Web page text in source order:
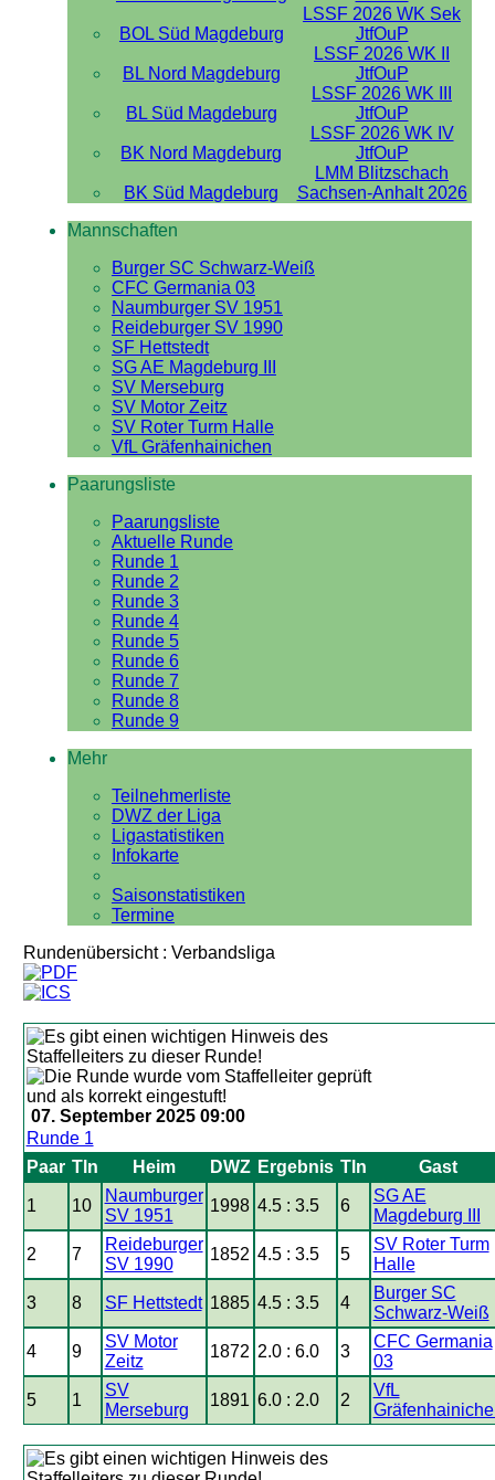
BOL Süd Magdeburg
LSSF 2026 WK Sek
JtfOuP
BL Nord Magdeburg
LSSF 2026 WK II
JtfOuP
BL Süd Magdeburg
LSSF 2026 WK III
JtfOuP
BK Nord Magdeburg
LSSF 2026 WK IV
JtfOuP
BK Süd Magdeburg
LMM Blitzschach
Sachsen-Anhalt 2026
Mannschaften
Burger SC Schwarz-Weiß
CFC Germania 03
Naumburger SV 1951
Reideburger SV 1990
SF Hettstedt
SG AE Magdeburg III
SV Merseburg
SV Motor Zeitz
SV Roter Turm Halle
VfL Gräfenhainichen
Paarungsliste
Paarungsliste
Aktuelle Runde
Runde 1
Runde 2
Runde 3
Runde 4
Runde 5
Runde 6
Runde 7
Runde 8
Runde 9
Mehr
Teilnehmerliste
DWZ der Liga
Ligastatistiken
Infokarte
Saisonstatistiken
Termine
Rundenübersicht : Verbandsliga
07. September 2025 09:00
Runde 1
Paar Tln Heim DWZ Ergebnis Tln Gast
1 10
Naumburger
SV 1951
1998 4.5 : 3.5 6
SG AE
Magdeburg III
2 7
Reideburger
SV 1990
1852 4.5 : 3.5 5
SV Roter Turm
Halle
3 8 SF Hettstedt 1885 4.5 : 3.5 4
Burger SC
Schwarz-Weiß
4 9
SV Motor
Zeitz
1872 2.0 : 6.0 3
CFC Germania
03
5 1
SV
Merseburg
1891 6.0 : 2.0 2
VfL